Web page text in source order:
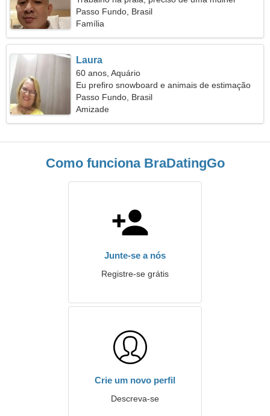
apaixonada
Passo Fundo, Brasil
Família
Laura
60 anos, Aquário
Eu prefiro snowboard e animais de estimação
Passo Fundo, Brasil
Amizade
Como funciona BraDatingGo
Junte-se a nós
Registre-se grátis
Crie um novo perfil
Descreva-se